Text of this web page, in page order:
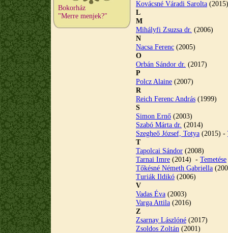
Bokorház
"Merre menjek?"
Kovácsné Váradi Sarolta (2015)
L
M
Mihályfi Zsuzsa dr. (2006)
N
Nacsa Ferenc (2005)
O
Orbán Sándor dr. (2017)
P
Polcz Alaine (2007)
R
Reich Ferenc András (1999)
S
Simon Ernő (2003)
Szabó Márta dr. (2014)
Szegheő József, Totya (2015) -
T
Tapolcai Sándor (2008)
Tarnai Imre (2014) - Temetése
Tőkésné Németh Gabriella
Turiák Ildikó (2006)
V
Vadas Éva (2003)
Varga Attila (2016)
Z
Zsarnay Lászlóné (2017)
Zsoldos Zoltán (2001)